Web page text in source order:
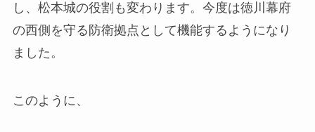
し、松本城の役割も変わります。今度は徳川幕府
の西側を守る防衛拠点として機能するようになり
ました。
このように、